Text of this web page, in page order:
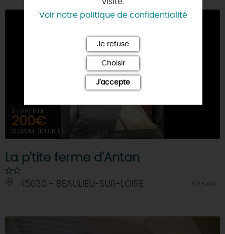
À PARTIR DE
200€
SEMAINE (MEUBLÉ)
La p'tite ferme d'Antan
45630 - BEAULIEU-SUR-LOIRE À 2.5 KM
Voir notre politique de confidentialité
Je refuse
Choisir
J'accepte